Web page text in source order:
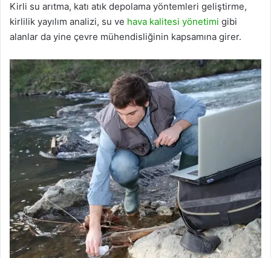
Kirli su arıtma, katı atık depolama yöntemleri geliştirme,
kirlilik yayılım analizi, su ve hava kalitesi yönetimi gibi
alanlar da yine çevre mühendisliğinin kapsamına girer.